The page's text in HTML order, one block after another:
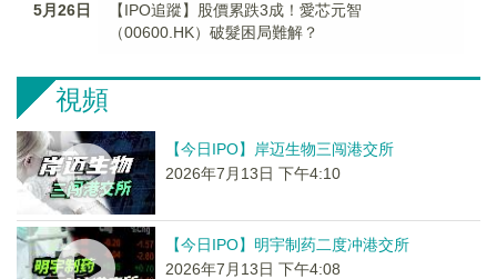
5月26日
【IPO追蹤】股價累跌3成！愛芯元智
（00600.HK）破髮困局難解？
視頻
【今日IPO】岸迈生物三闯港交所
2026年7月13日 下午4:10
【今日IPO】明宇制药二度冲港交所
2026年7月13日 下午4:08